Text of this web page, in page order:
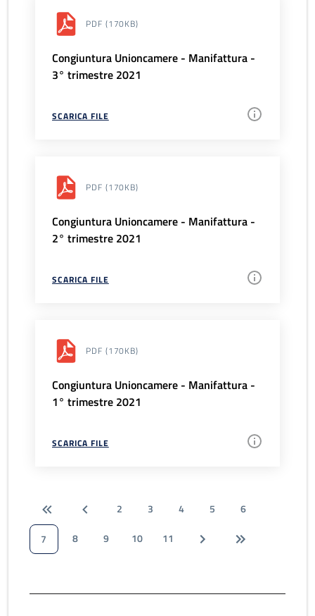
PDF (170KB)
Congiuntura Unioncamere - Manifattura -
3° trimestre 2021
SCARICA FILE
PDF (170KB)
Congiuntura Unioncamere - Manifattura -
2° trimestre 2021
SCARICA FILE
PDF (170KB)
Congiuntura Unioncamere - Manifattura -
1° trimestre 2021
SCARICA FILE
2 3 4 5
6
7
8 9 10 11